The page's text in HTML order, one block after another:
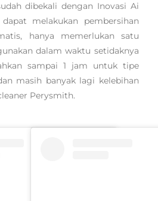
dibekali dengan Inovasi Ai
melakukan pembersihan
hanya memerlukan satu
dalam waktu setidaknya
sampai 1 jam untuk tipe
masih banyak lagi kelebihan
Perysmith.